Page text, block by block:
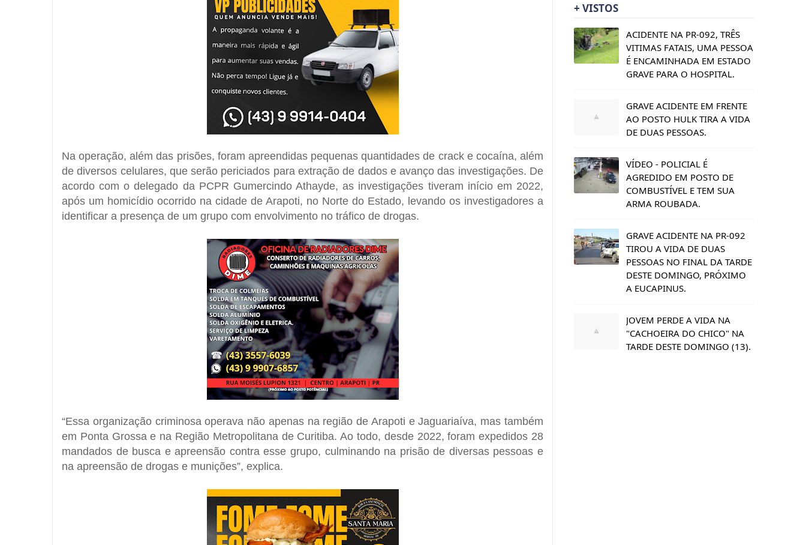
Na operação, além das prisões, foram apreendidas pequenas quantidades de crack e cocaína, além
de diversos celulares, que serão periciados para extração de dados e avanço das investigações. De
acordo com o delegado da PCPR Gumercindo Athayde, as investigações tiveram início em 2022,
após um homicídio ocorrido na cidade de Arapoti, no Norte do Estado, levando os investigadores a
identificar a presença de um grupo com envolvimento no tráfico de drogas.
“Essa organização criminosa operava não apenas na região de Arapoti e Jaguariaíva, mas também
em Ponta Grossa e na Região Metropolitana de Curitiba. Ao todo, desde 2022, foram expedidos 28
mandados de busca e apreensão contra esse grupo, culminando na prisão de diversas pessoas e
na apreensão de drogas e munições”, explica.
+ VISTOS
ACIDENTE NA PR-092, TRÊS
VITIMAS FATAIS, UMA PESSOA
É ENCAMINHADA EM ESTADO
GRAVE PARA O HOSPITAL.
GRAVE ACIDENTE EM FRENTE
AO POSTO HULK TIRA A VIDA
DE DUAS PESSOAS.
VÍDEO - POLICIAL É
AGREDIDO EM POSTO DE
COMBUSTÍVEL E TEM SUA
ARMA ROUBADA.
GRAVE ACIDENTE NA PR-092
TIROU A VIDA DE DUAS
PESSOAS NO FINAL DA TARDE
DESTE DOMINGO, PRÓXIMO
A EUCAPINUS.
JOVEM PERDE A VIDA NA
"CACHOEIRA DO CHICO" NA
TARDE DESTE DOMINGO (13).